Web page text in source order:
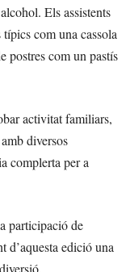
Els assistents
com una cassola
postres com un pastís
activitat familiars,
diversos
complerta per a
participació de
d’aquesta edició una